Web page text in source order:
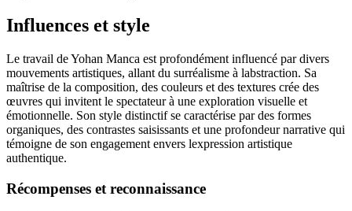
Influences et style
Le travail de Yohan Manca est profondément influencé par divers
mouvements artistiques, allant du surréalisme à labstraction. Sa
maîtrise de la composition, des couleurs et des textures crée des
œuvres qui invitent le spectateur à une exploration visuelle et
émotionnelle. Son style distinctif se caractérise par des formes
organiques, des contrastes saisissants et une profondeur narrative qui
témoigne de son engagement envers lexpression artistique
authentique.
Récompenses et reconnaissance